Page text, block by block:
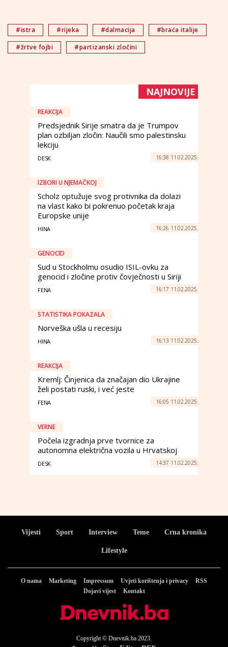
#istra #rijeka #dalmacija
#braća italije
#žrtve fojbi
#partizanski zločini
NAJNOVIJE
REAKCIJA
Predsjednik Sirije smatra da je Trumpov
plan ozbiljan zločin: Naučili smo palestinsku
lekciju
DESK 16:38 11.02.2025.
IZBORI U NJEMAČKOJ
Scholz optužuje svog protivnika da dolazi
na vlast kako bi pokrenuo početak kraja
Europske unije
HINA 16:26 11.02.2025.
GENOCID
Sud u Stockholmu osudio ISIL-ovku za
genocid i zločine protiv čovječnosti u Siriji
FENA 16:17 11.02.2025.
STATISTIKA POKAZALA
Norveška ušla u recesiju
HINA 16:13 11.02.2025.
REAKCIJA
Kremlj: Činjenica da značajan dio Ukrajine
želi postati ruski, i već jeste
FENA 16:05 11.02.2025.
VERNE
Počela izgradnja prve tvornice za
autonomna električna vozila u Hrvatskoj
DESK 14:37 11.02.2025.
Vijesti Sport Interview Teme Crna kronika
Lifestyle
O nama Marketing Impressum Uvjeti korištenja i privacy
RSS
Dojavi vijest
Kontakt
Copyright © Dnevnik.ba 2023.